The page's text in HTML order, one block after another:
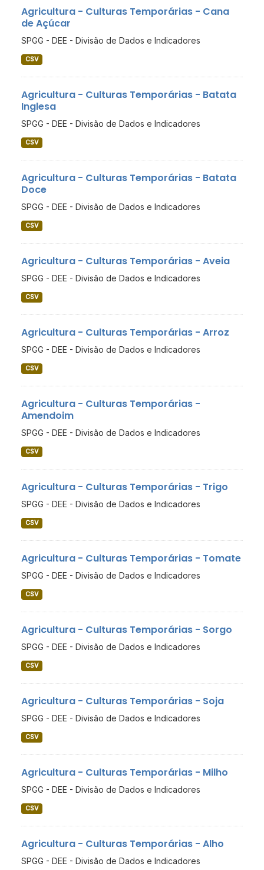
Agricultura - Culturas Temporárias - Cana
de Açúcar
SPGG - DEE - Divisão de Dados e Indicadores
CSV
Agricultura - Culturas Temporárias - Batata
Inglesa
SPGG - DEE - Divisão de Dados e Indicadores
CSV
Agricultura - Culturas Temporárias - Batata
Doce
SPGG - DEE - Divisão de Dados e Indicadores
CSV
Agricultura - Culturas Temporárias - Aveia
SPGG - DEE - Divisão de Dados e Indicadores
CSV
Agricultura - Culturas Temporárias - Arroz
SPGG - DEE - Divisão de Dados e Indicadores
CSV
Agricultura - Culturas Temporárias -
Amendoim
SPGG - DEE - Divisão de Dados e Indicadores
CSV
Agricultura - Culturas Temporárias - Trigo
SPGG - DEE - Divisão de Dados e Indicadores
CSV
Agricultura - Culturas Temporárias - Tomate
SPGG - DEE - Divisão de Dados e Indicadores
CSV
Agricultura - Culturas Temporárias - Sorgo
SPGG - DEE - Divisão de Dados e Indicadores
CSV
Agricultura - Culturas Temporárias - Soja
SPGG - DEE - Divisão de Dados e Indicadores
CSV
Agricultura - Culturas Temporárias - Milho
SPGG - DEE - Divisão de Dados e Indicadores
CSV
Agricultura - Culturas Temporárias - Alho
SPGG - DEE - Divisão de Dados e Indicadores